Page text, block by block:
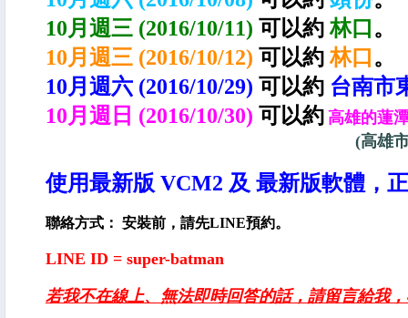
10月 週三 (2016/10/11) 可以約林口 。
10月 週三 (2016/10/12) 可以約林口 。
10月 週六 (2016/10/29) 可以約 台南市
10月 週日 (2016/10/30) 可以約 高雄的蓮
(高雄
使用最新版 VCM2 及 最新版軟體，
聯絡方式： 安裝前，請先LINE預約。
LINE ID = super-batman
若我不在線上、無法即時回答的話，請留言給我